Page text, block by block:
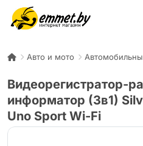
Авто и мото
Видеорегистратор-
информатор (3в1)
Uno Sport Wi-Fi